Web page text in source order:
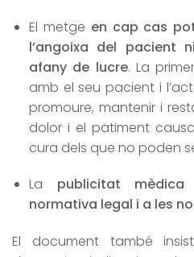
El metge en cap cas
l’angoixa del pacient
afany de lucre. La
amb el seu pacient i
promoure, mantenir i
dolor i el patiment
cura dels que no poden
La publicitat
normativa legal i a les
El document també